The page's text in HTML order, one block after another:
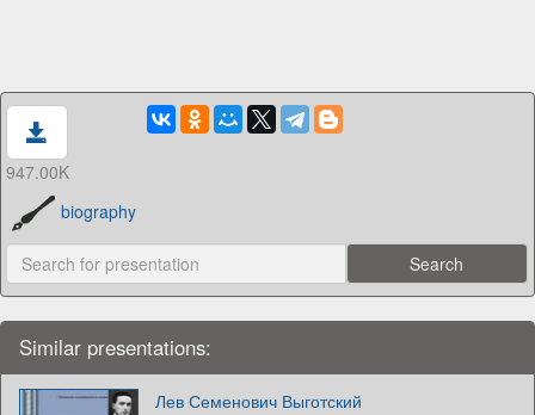
947.00K
biography
Similar presentations:
Лев Семенович Выготский